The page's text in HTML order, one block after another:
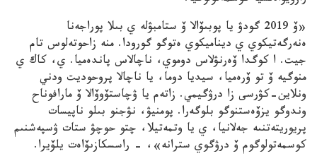
«ۆ 2019 گودۋ يا پوبىۆالا ۆ ستامبۋلە ي بىلا پوراجەنا
ەنەرگەتيكوي ي ديناميكوي ەتوگو گورودا. منە زاحوتەلوس تام
جيت. ا كوگدا ۆەرنۋلاس دوموي، ناچالاس پاندەميا. ي، كاك ي
منوگيە ۆ تو ۆرەميا، سيديا دوما، يا ناچالا پروحوديت ودني
ونلاين-كۋرسى زا درۋگيمي. زاتەم يا ۋچاستۆوۆالا ۆ مارافوناح
وندوگو يزۆەستنوگو بلوگەرا. پومنيۋ، نۋجنو بىلو ناپيسات
پريوريتەتنىە جەلانيا، ي يا وتمەتيلا، چتو حوچۋ ستات ۋسپەشنىم
كوسمەتولوگوم ۆ درۋگوي سترانە»، – راسسكازىۆاەت يلۆيرا.